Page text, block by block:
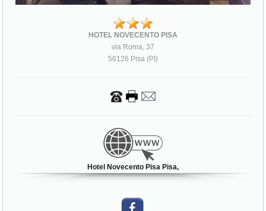
HOTEL NOVECENTO PISA
via Roma, 37
56126 Pisa (PI)
Hotel Novecento Pisa Pisa,